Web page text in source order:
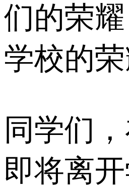
们的荣
学校的
同学们
即将离